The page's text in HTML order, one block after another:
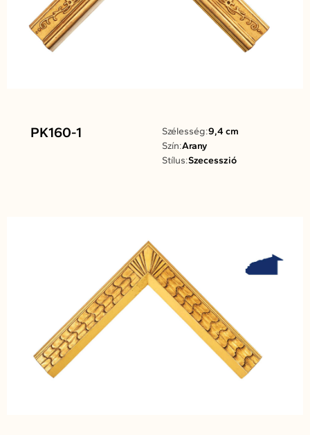
PK160-1 Szélesség:9,4 cm
Szín:Arany
Stílus:Szecesszió